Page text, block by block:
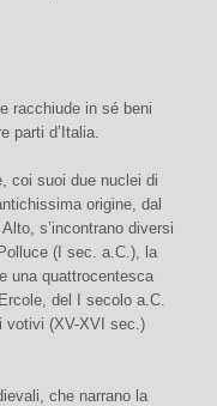
racchiude in sé beni
parti d’Italia.
coi suoi due nuclei di
origine, dal
s’incontrano diversi
(I sec. a.C.), la
una quattrocentesca
del I secolo a.C.
votivi (XV-XVI sec.)
che narrano la